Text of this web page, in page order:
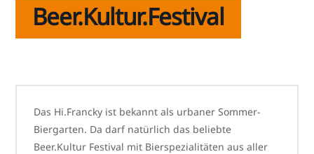
Beer.Kultur.Festival
Das Hi.Francky ist bekannt als urba­ner Sommer-
Biergarten. Da darf natür­lich das belieb­te
Beer.Kultur Festival mit Bierspezialitäten aus aller